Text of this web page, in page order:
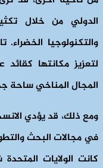
الدولي من خلال
والتكنولوجيا
لتعزيز مكانتها
المجال المناخي ساحة
ومع ذلك، قد يؤدي
في مجالات البحث
كانت الولايات